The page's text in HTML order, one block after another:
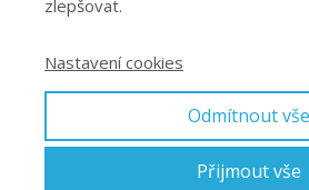
Přihlásit se
Zapomněli jste
zlepšovat.
Nastavení cookies
Odmítnout vše
Přijmout vše